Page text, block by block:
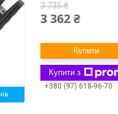
3 735 ₴
3 362 ₴
Купити
Купити з
+380 (97) 618-96-70